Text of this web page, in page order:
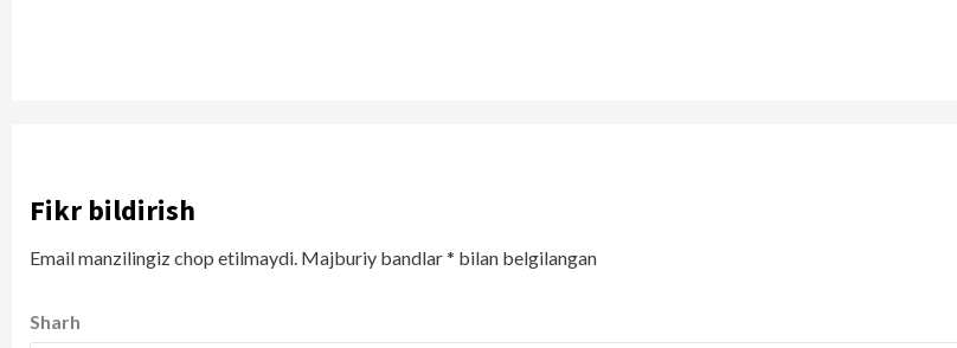
Fikr bildirish
Email manzilingiz chop etilmaydi. Majburiy bandlar* bilan belgilangan
Sharh